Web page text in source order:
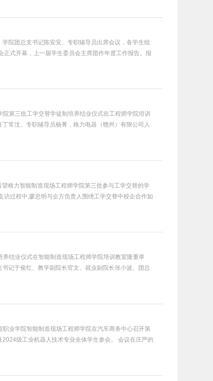
院团总支书记陈安安、专职辅导员出席会议，各学生组
式开幕，上一届学生委员会主席团作年度工作报告。报
第三批工学交替学徒制培养结业仪式在工程师学院培训
常汶、专职辅导员杨菁，格力电器（赣州）有限公司人
格力智能制造现场工程师学院第三批参与工学交替的学
过程中,廖忠明与企方负责人围绕工学交替中校企合作如
结业仪式在智能制造现场工程师学院培训教室隆重举
记于俊红、教学副院长官文、就业副院长张小波、团总
业学院智能制造现场工程师学院在汽车商务中心召开第
级工业机器人技术专业全体学生参会。 会议在庄严的